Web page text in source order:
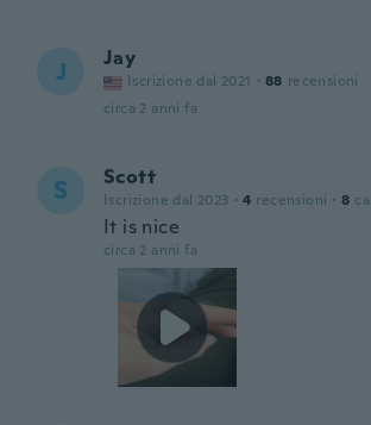
J Jay
Iscrizione dal 2021 · 88 recensioni
circa 2 anni fa
S Scott
Iscrizione dal 2023 · 4 recensioni · 8
It is nice
circa 2 anni fa